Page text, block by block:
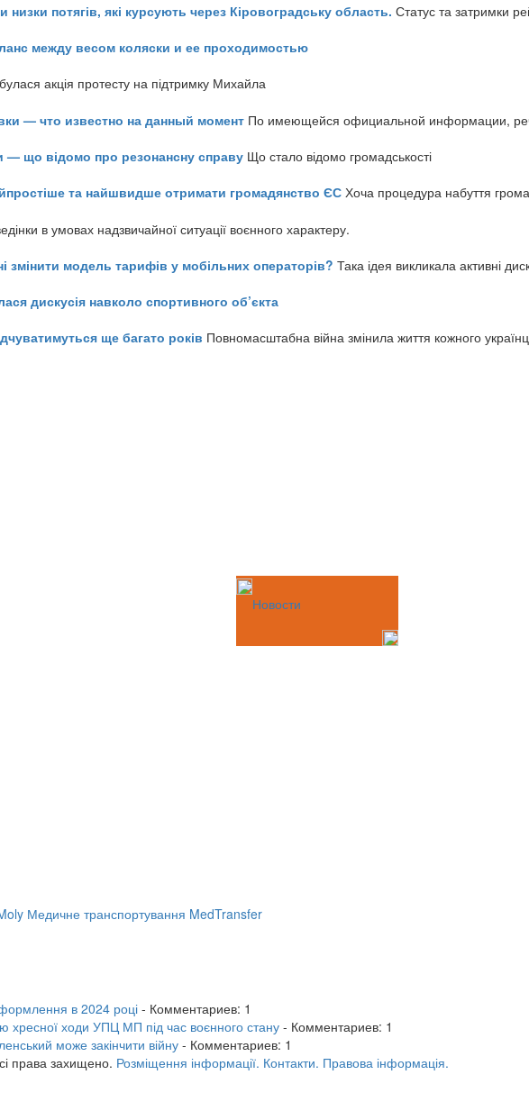
потягів, які курсують через Кіровоградську область. Статус та затримки
между весом коляски и ее проходимостью
акція протесту на підтримку Михайла
— что известно на данный момент По имеющейся официальной информации,
— що відомо про резонансну справу Що стало відомо громадськості
та найшвидше отримати громадянство ЄС Хоча процедура набуття
в умовах надзвичайної ситуації воєнного характеру.
змінити модель тарифів у мобільних операторів? Така ідея викликала активні
дискусія навколо спортивного об’єкта
ще багато років Повномасштабна війна змінила життя кожного
Новости
Медичне транспортування MedTransfer
в 2024 році - Комментариев: 1
хресної ходи УПЦ МП під час воєнного стану - Комментариев: 1
може закінчити війну - Комментариев: 1
права захищено. Розміщення інформації. Контакти. Правова інформація.